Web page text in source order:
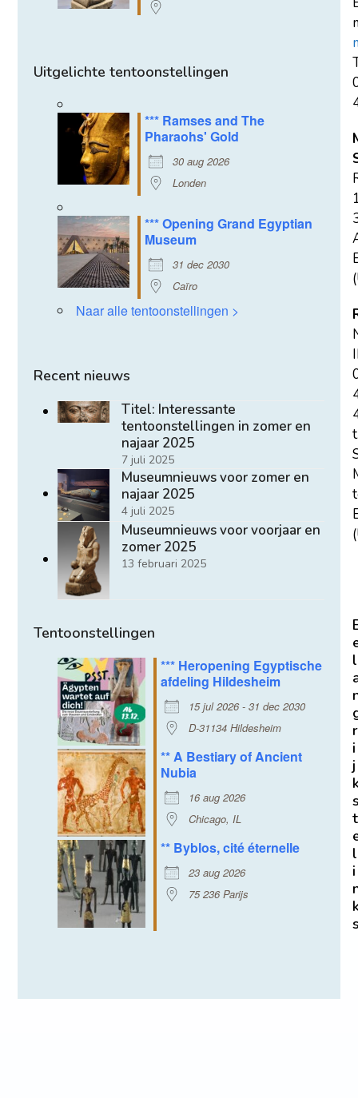
Uitgelichte tentoonstellingen
*** Ramses and The
Pharaohs' Gold
30 aug 2026
Londen
*** Opening Grand Egyptian
Museum
31 dec 2030
Caïro
Naar alle tentoonstellingen >
Recent nieuws
Titel: Interessante
tentoonstellingen in zomer en
najaar 2025
7 juli 2025
Museumnieuws voor zomer en
najaar 2025
4 juli 2025
Museumnieuws voor voorjaar en
zomer 2025
13 februari 2025
Tentoonstellingen
*** Heropening Egyptische
afdeling Hildesheim
15 jul 2026 - 31 dec 2030
D-31134 Hildesheim
** A Bestiary of Ancient
Nubia
16 aug 2026
Chicago, IL
** Byblos, cité éternelle
23 aug 2026
75 236 Parijs
l
r
i
j
t
l
i